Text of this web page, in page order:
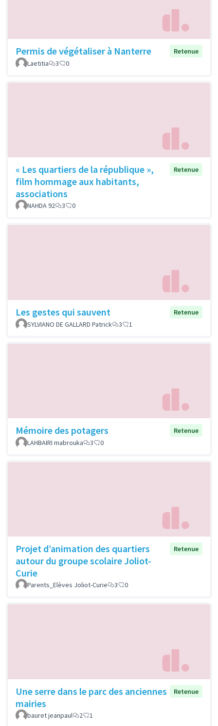
Permis de végétaliser à Nanterre
Retenue
Laetitia
3 0
« Les quartiers de la république »,
film hommage aux habitants,
associations
Retenue
NAHDA 92 3 0
Les gestes qui sauvent
Retenue
SYLVIANO DE GALLARD Patrick
3 1
Mémoire des potagers
Retenue
LAHBAIRI mabrouka
3 0
Projet d’animation des quartiers
autour du groupe scolaire Joliot-
Curie
Retenue
Parents_Elèves Joliot-Curie 3 0
Une serre dans le parc des anciennes
mairies
Retenue
bauret jeanpaul 2 1